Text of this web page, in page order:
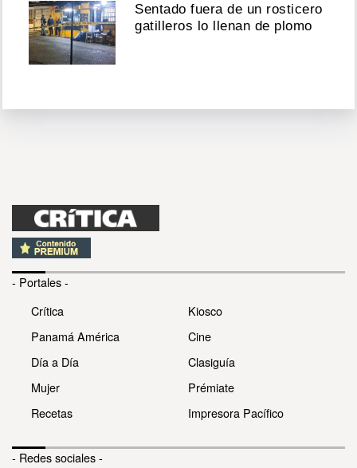
Sentado fuera de un rosticero
gatilleros lo llenan de plomo
- Portales -
Crítica
Panamá América
Día a Día
Mujer
Recetas
Kiosco
Cine
Clasiguía
Prémiate
Impresora Pacífico
- Redes sociales -